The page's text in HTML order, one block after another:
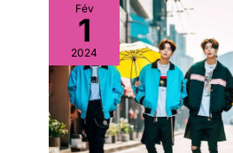
Fév
1
2024